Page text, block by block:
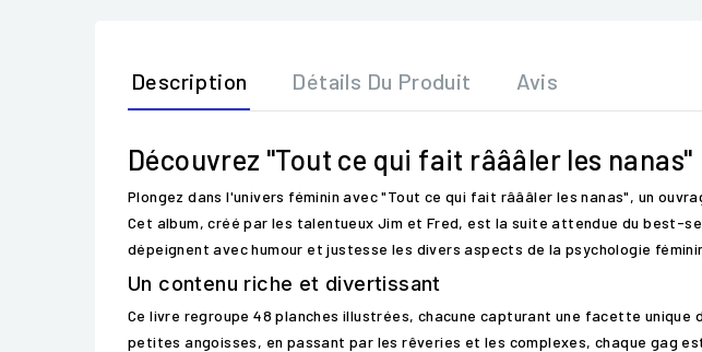
Description Détails Du Produit Avis
Découvrez "Tout ce qui fait râââler les nanas"
Plongez dans l'univers féminin avec "Tout ce qui fait râââler les nanas", un
Cet album, créé par les talentueux Jim et Fred, est la suite attendue du best-
dépeignent avec humour et justesse les divers aspects de la psychologie
Un contenu riche et divertissant
Ce livre regroupe 48 planches illustrées, chacune capturant une facette
petites angoisses, en passant par les rêveries et les complexes, chaque gag